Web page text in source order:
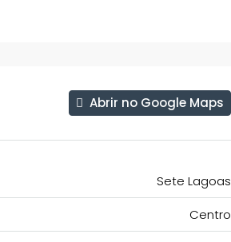
Abrir no Google Maps
Sete Lagoas
Centro